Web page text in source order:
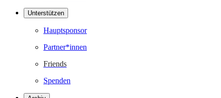
Unterstützen
Hauptsponsor
Partner*innen
Friends
Spenden